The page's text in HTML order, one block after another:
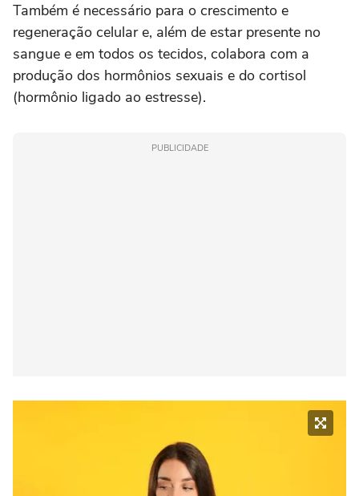
Também é necessário para o crescimento e
regeneração celular e, além de estar presente no
sangue e em todos os tecidos, colabora com a
produção dos hormônios sexuais e do cortisol
(hormônio ligado ao estresse).
PUBLICIDADE